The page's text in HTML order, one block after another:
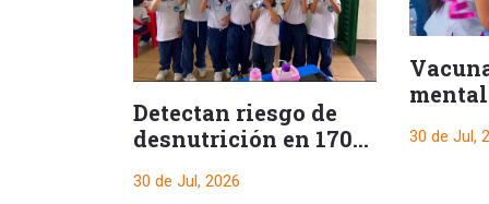
Detectan riesgo de
desnutrición en 170
30 de Jul, 2026
30 de Jul,